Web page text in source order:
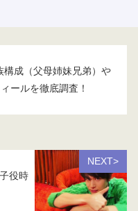
構成（父母姉妹兄弟）や
ールを徹底調査！
NEXT>
役時